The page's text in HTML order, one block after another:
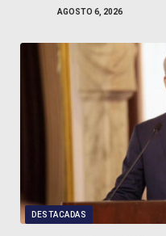
AGOSTO 6, 2026
DESTACADAS